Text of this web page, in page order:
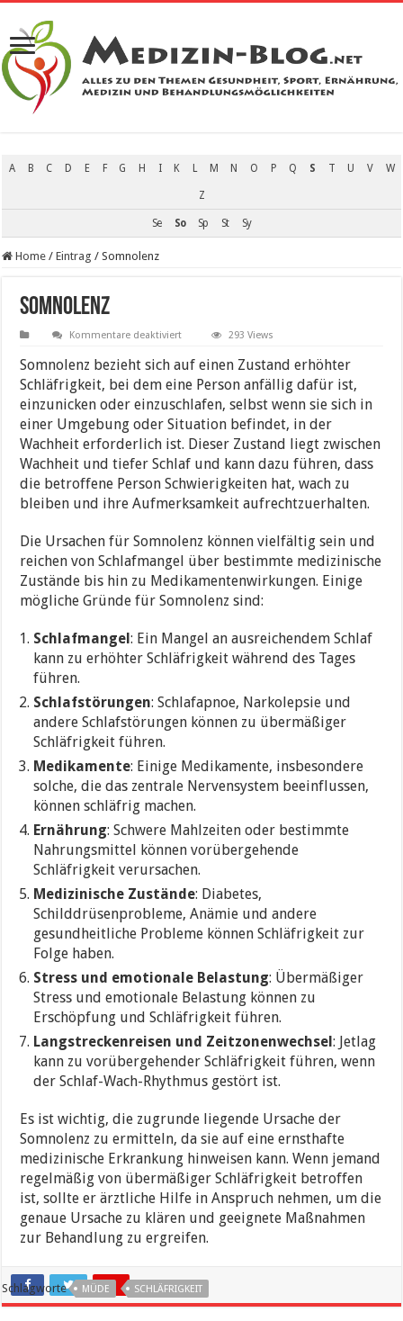
A B C D E F G H I K L M N O P Q S T U V W
Z
Se So Sp St Sy
Home / Eintrag / Somnolenz
Somnolenz
Kommentare deaktiviertfür
293 Views
Somnolenz bezieht sich auf einen Zustand erhöhter
Schläfrigkeit, bei dem eine Person anfällig dafür ist,
einzunicken oder einzuschlafen, selbst wenn sie sich in
einer Umgebung oder Situation befindet, in der
Wachheit erforderlich ist. Dieser Zustand liegt zwischen
Wachheit und tiefer Schlaf und kann dazu führen, dass
die betroffene Person Schwierigkeiten hat, wach zu
bleiben und ihre Aufmerksamkeit aufrechtzuerhalten.
Die Ursachen für Somnolenz können vielfältig sein und
reichen von Schlafmangel über bestimmte medizinische
Zustände bis hin zu Medikamentenwirkungen. Einige
mögliche Gründe für Somnolenz sind:
Schlafmangel: Ein Mangel an ausreichendem Schlaf
kann zu erhöhter Schläfrigkeit während des Tages
führen.
Schlafstörungen: Schlafapnoe, Narkolepsie und
andere Schlafstörungen können zu übermäßiger
Schläfrigkeit führen.
Medikamente: Einige Medikamente, insbesondere
solche, die das zentrale Nervensystem beeinflussen,
können schläfrig machen.
Ernährung: Schwere Mahlzeiten oder bestimmte
Nahrungsmittel können vorübergehende
Schläfrigkeit verursachen.
Medizinische Zustände: Diabetes,
Schilddrüsenprobleme, Anämie und andere
gesundheitliche Probleme können Schläfrigkeit zur
Folge haben.
Stress und emotionale Belastung: Übermäßiger
Stress und emotionale Belastung können zu
Erschöpfung und Schläfrigkeit führen.
Langstreckenreisen und Zeitzonenwechsel: Jetlag
kann zu vorübergehender Schläfrigkeit führen, wenn
der Schlaf-Wach-Rhythmus gestört ist.
Es ist wichtig, die zugrunde liegende Ursache der
Somnolenz zu ermitteln, da sie auf eine ernsthafte
medizinische Erkrankung hinweisen kann. Wenn jemand
regelmäßig von übermäßiger Schläfrigkeit betroffen
ist, sollte er ärztliche Hilfe in Anspruch nehmen, um die
genaue Ursache zu klären und geeignete Maßnahmen
zur Behandlung zu ergreifen.
Schlagworte MÜDE SCHLÄFRIGKEIT